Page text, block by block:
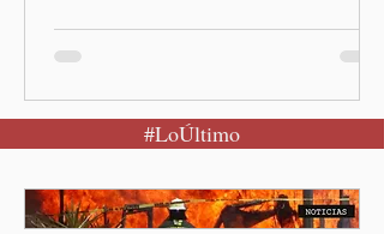
secretario de Salud
federal, David Kershenobich
exista un brote activo de
ciclosporiasis en México,
#LoÚltimo